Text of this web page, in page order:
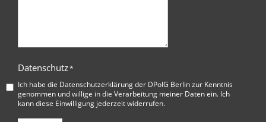
Datenschutz*
Ich habe die Datenschutzerklärung der DPolG Berlinzur Kenntnis
genommen und willige in die Verarbeitung meiner Daten ein. Ich
kann diese Einwilligung jederzeit widerrufen.